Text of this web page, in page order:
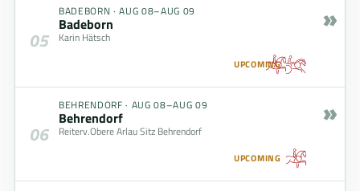
05
BADEBORN ·AUG 08–AUG 09
Badeborn
Karin Hätsch
UPCOMING
»
06
BEHRENDORF · AUG 08–AUG 09
Behrendorf
Reiterv.Obere Arlau Sitz Behrendorf
UPCOMING
»